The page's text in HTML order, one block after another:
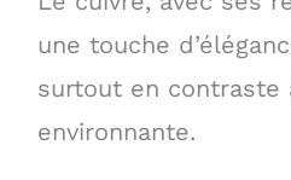
une touche
surtout en contraste
environnante.